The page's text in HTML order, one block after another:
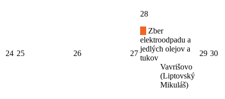
24 25 26 27
28
Zber
elektroodpadu a
jedlých olejov a
tukov
Vavrišovo
(Liptovský
Mikuláš)
29 30